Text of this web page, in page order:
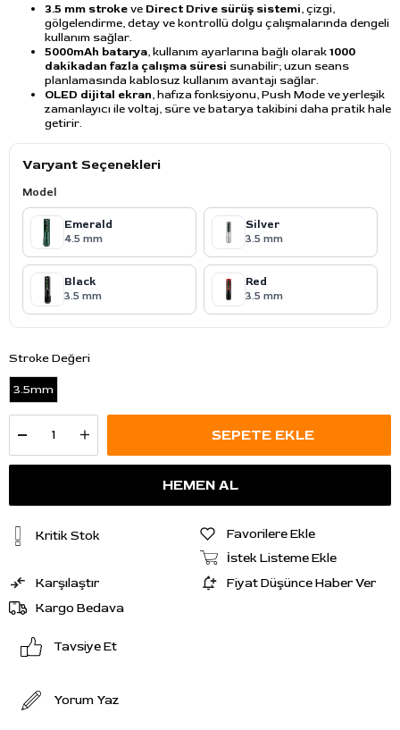
3.5 mm strokeve Direct Drive sürüş sistemi, çizgi,
gölgelendirme, detay ve kontrollü dolgu çalışmalarında dengeli
kullanım sağlar.
5000mAh batarya, kullanım ayarlarına bağlı olarak1000
dakikadan fazla çalışma süresi sunabilir; uzun seans
planlamasında kablosuz kullanım avantajı sağlar.
OLED dijital ekran, hafıza fonksiyonu, Push Mode ve yerleşik
zamanlayıcı ile voltaj, süre ve batarya takibini daha pratik hale
getirir.
Varyant Seçenekleri
Model
Emerald
4.5 mm
Silver
3.5 mm
Black
3.5 mm
Red
3.5 mm
Stroke Değeri
3.5mm
Kritik Stok
Favorilere Ekle
İstek Listeme Ekle
Karşılaştır
Fiyat Düşünce Haber Ver
Kargo Bedava
Tavsiye Et
Yorum Yaz